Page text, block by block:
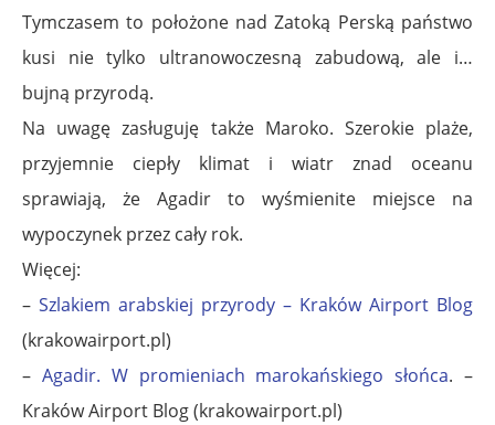
Tymczasem to położone nad Zatoką Perską państwo
kusi nie tylko ultranowoczesną zabudową, ale i…
bujną przyrodą.
Na uwagę zasługuję także Maroko. Szerokie plaże,
przyjemnie ciepły klimat i wiatr znad oceanu
sprawiają, że Agadir to wyśmienite miejsce na
wypoczynek przez cały rok.
Więcej:
– Szlakiem arabskiej przyrody – Kraków Airport Blog
(krakowairport.pl)
– Agadir. W promieniach marokańskiego słońca. –
Kraków Airport Blog (krakowairport.pl)